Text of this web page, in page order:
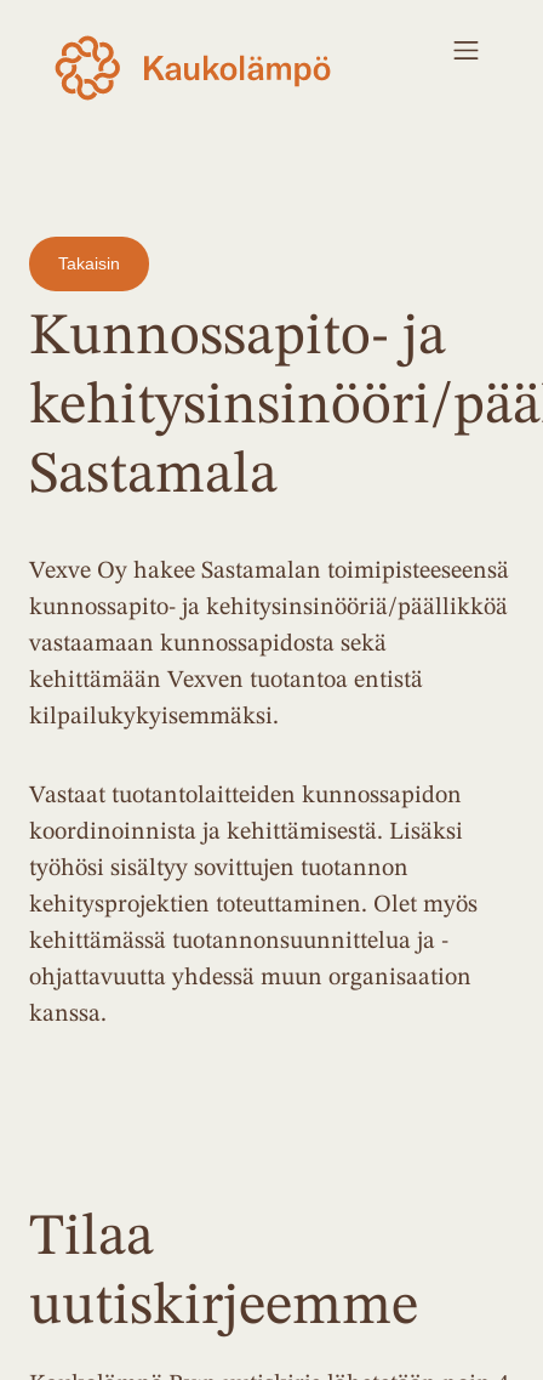
Takaisin
Kunnossapito- ja
kehitysinsinööri/
Sastamala
Vexve Oy hakee Sastamalan toimipisteeseensä
kunnossapito- ja kehitysinsinööriä/päällikköä
vastaamaan kunnossapidosta sekä
kehittämään Vexven tuotantoa entistä
kilpailukykyisemmäksi.
Vastaat tuotantolaitteiden kunnossapidon
koordinoinnista ja kehittämisestä. Lisäksi
työhösi sisältyy sovittujen tuotannon
kehitysprojektien toteuttaminen. Olet myös
kehittämässä tuotannonsuunnittelua ja -
ohjattavuutta yhdessä muun organisaation
kanssa.
Tilaa
uutiskirjeemme